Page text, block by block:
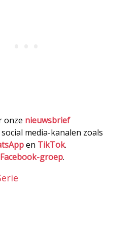
onze nieuwsbrief
media-kanalen zoals
en TikTok.
Facebook-groep.